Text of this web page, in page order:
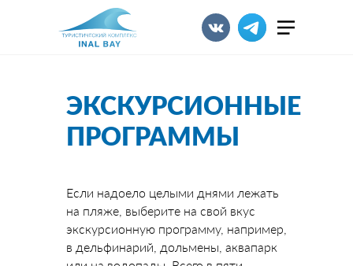
ЭКСКУРСИОННЫЕ
ПРОГРАММЫ
Если надоело целыми днями лежать
на пляже, выберите на свой вкус
экскурсионную программу, например,
в дельфинарий, дольмены, аквапарк